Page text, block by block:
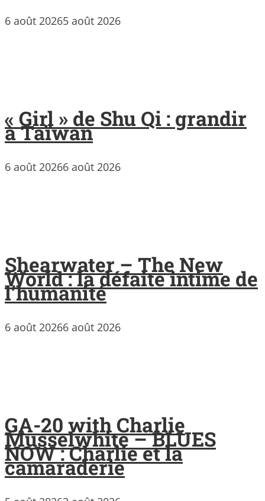
6 août 20265 août 2026
« Girl » de Shu Qi : grandir
à Taïwan
6 août 20266 août 2026
Shearwater – The New
World : la défaite intime de
l’humanité
6 août 20266 août 2026
GA-20 with Charlie
Musselwhite – BLUES
NOW : Charlie et la
camaraderie